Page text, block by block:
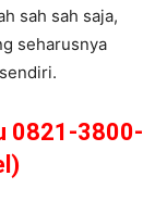
sah sah saja,
seharusnya
0821-3800-